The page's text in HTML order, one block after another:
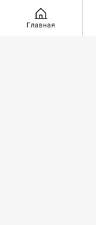
Главная